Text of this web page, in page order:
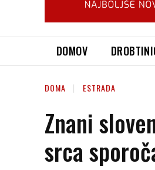
DOMOV
DOMA ESTRADA
Znani
srca